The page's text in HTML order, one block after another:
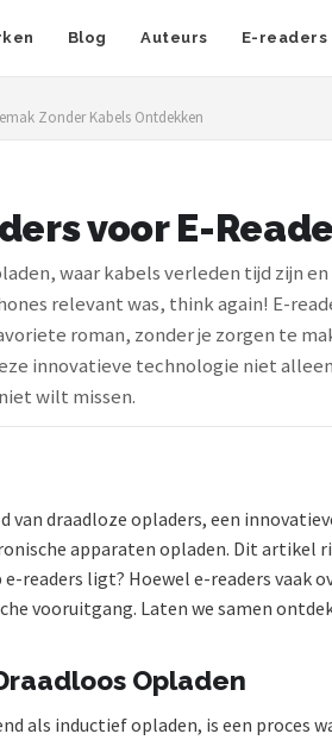
Blog Auteurs E-readers
Zonder Kabels Ontdekken
voor E-
waar kabels verleden tijd zijn
relevant was, think again! E-
roman, zonder je zorgen te
innovatieve technologie niet
wilt missen.
van draadloze opladers, een
apparaten opladen. Dit artikel
e-readers ligt? Hoewel e-readers
vooruitgang. Laten we samen
Opladen
als inductief opladen, is een proces